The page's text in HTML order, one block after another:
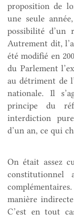
proposition de
une seule
possibilité d’un
Autrement dit,
été modifié en
du Parlement
au détriment de
nationale. Il
principe du
interdiction
d’un an, ce qui
On était assez
constitutionnel
manière
C’est en tout